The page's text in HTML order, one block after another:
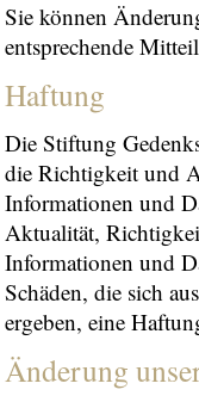
Sie können
entsprechende
Haftung
Die Stiftung
die Richtigkeit und
Informationen und
Aktualität,
Informationen und
Schäden, die sich
ergeben, eine
Änderung